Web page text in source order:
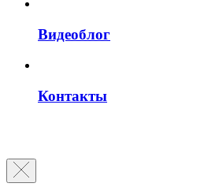
Видеоблог
Контакты